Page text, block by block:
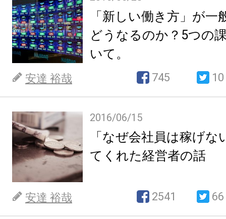
「新しい働き方」が一
どうなるのか？5つの
いて。
安達 裕哉 745 10
2016/06/15
「なぜ会社員は稼げ
てくれた経営者の話
安達 裕哉 2541 66